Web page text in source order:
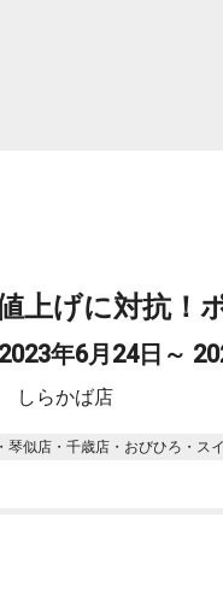
上げに対抗！
2023年6月24日～
しらかば店
琴似店・千歳店・おびひろ・ス